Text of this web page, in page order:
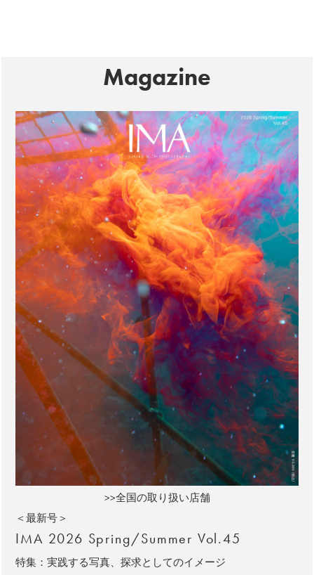
Magazine
>>全国の取り扱い店舗
＜最新号＞
IMA 2026 Spring/Summer Vol.45
特集：実践する写真、探求としてのイメージ